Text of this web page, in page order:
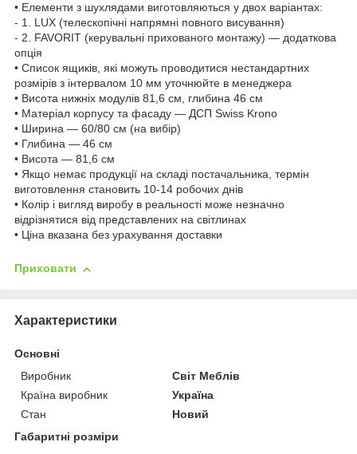
• Елементи з шухлядами виготовляються у двох варіантах:
- 1. LUX (телескопічні напрямні повного висування)
- 2. FAVORIT (керувальні прихованого монтажу) — додаткова
опція
• Список ящиків, які можуть проводитися нестандартних
розмірів з інтервалом 10 мм уточнюйте в менеджера
• Висота нижніх модулів 81,6 см, глибина 46 см
• Матеріал корпусу та фасаду — ДСП Swiss Krono
• Ширина — 60/80 см (на вибір)
• Глибина — 46 см
• Висота — 81,6 см
• Якщо немає продукції на складі постачальника, термін
виготовлення становить 10-14 робочих днів
• Колір і вигляд виробу в реальності може незначно
відрізнятися від представлених на світлинах
• Ціна вказана без урахування доставки
Приховати
Характеристики
Основні
Виробник
Світ Меблів
Країна виробник
Україна
Стан
Новий
Габаритні розміри